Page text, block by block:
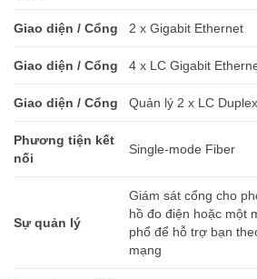
Giao diện / Cổng 2 x Gigabit Ethernet
Giao diện / Cổng 4 x LC Gigabit
Giao diện / Cổng Quản lý 2 x LC Duplex
Phương tiện kết
nối
Single-mode Fiber
Sự quản lý
Giám sát cổng cho
hồ đo điện hoặc một
phổ để hỗ trợ bạn
mạng